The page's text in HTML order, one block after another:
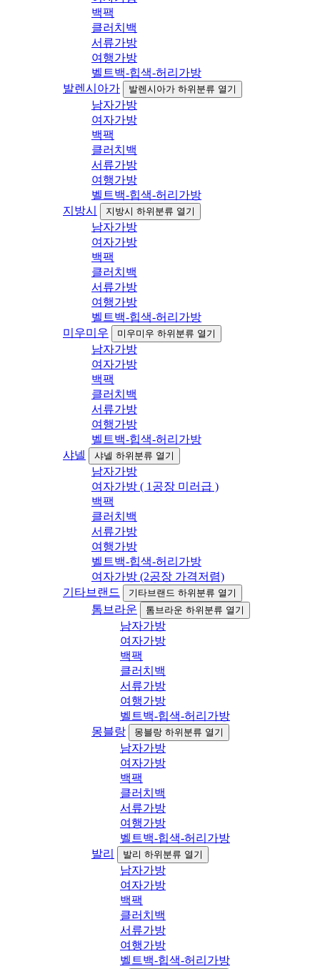
백팩
클러치백
서류가방
여행가방
벨트백-힙색-허리가방
발렌시아가
발렌시아가 하위분류 열기
남자가방
여자가방
백팩
클러치백
서류가방
여행가방
벨트백-힙색-허리가방
지방시
지방시 하위분류 열기
남자가방
여자가방
백팩
클러치백
서류가방
여행가방
벨트백-힙색-허리가방
미우미우
미우미우 하위분류 열기
남자가방
여자가방
백팩
클러치백
서류가방
여행가방
벨트백-힙색-허리가방
샤넬
샤넬 하위분류 열기
남자가방
여자가방 ( 1공장 미러급 )
백팩
클러치백
서류가방
여행가방
벨트백-힙색-허리가방
여자가방 (2공장 가격저렴)
기타브랜드
기타브랜드 하위분류 열기
톰브라운 톰브라운 하위분류 열기
남자가방
여자가방
백팩
클러치백
서류가방
여행가방
벨트백-힙색-허리가방
몽블랑
몽블랑 하위분류 열기
남자가방
여자가방
백팩
클러치백
서류가방
여행가방
벨트백-힙색-허리가방
발리
발리 하위분류 열기
남자가방
여자가방
백팩
클러치백
서류가방
여행가방
벨트백-힙색-허리가방